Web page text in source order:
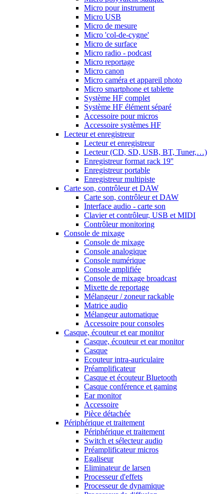
Micro pour instrument
Micro USB
Micro de mesure
Micro 'col-de-cygne'
Micro de surface
Micro radio - podcast
Micro reportage
Micro canon
Micro caméra et appareil photo
Micro smartphone et tablette
Système HF complet
Système HF élément séparé
Accessoire pour micros
Accessoire systèmes HF
Lecteur et enregistreur
Lecteur et enregistreur
Lecteur (CD, SD, USB, BT, Tuner,…)
Enregistreur format rack 19''
Enregistreur portable
Enregistreur multipiste
Carte son, contrôleur et DAW
Carte son, contrôleur et DAW
Interface audio - carte son
Clavier et contrôleur, USB et MIDI
Contrôleur monitoring
Console de mixage
Console de mixage
Console analogique
Console numérique
Console amplifiée
Console de mixage broadcast
Mixette de reportage
Mélangeur / zoneur rackable
Matrice audio
Mélangeur automatique
Accessoire pour consoles
Casque, écouteur et ear monitor
Casque, écouteur et ear monitor
Casque
Ecouteur intra-auriculaire
Préamplificateur
Casque et écouteur Bluetooth
Casque conférence et gaming
Ear monitor
Accessoire
Pièce détachée
Périphérique et traitement
Périphérique et traitement
Switch et sélecteur audio
Préamplificateur micros
Egaliseur
Eliminateur de larsen
Processeur d'effets
Processeur de dynamique